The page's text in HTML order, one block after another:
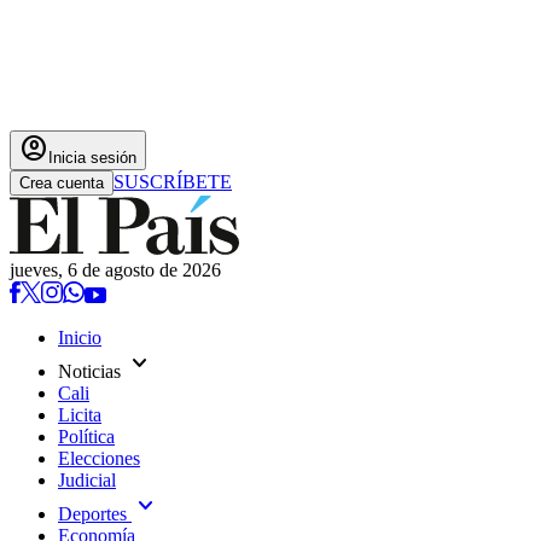
account_circle Inicia sesión
Crea cuenta SUSCRÍBETE
jueves, 6 de agosto de 2026
Inicio
Noticias expand_more
Cali
Licita
Política
Elecciones
Judicial
Deportes expand_more
Economía